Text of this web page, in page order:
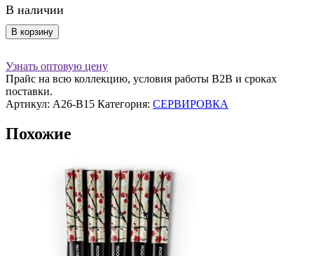
В наличии
Количество
товара
для
еды
набор
5
Multicolor
A26-
В корзину
Узнать оптовую цену
Прайс на всю коллекцию, условия работы В2В и сроках
поставки.
Артикул: A26-B15 Категория: СЕРВИРОВКА
Похожие